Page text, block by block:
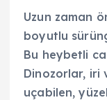
Uzun zaman
boyutlu
Bu heybetli
Dinozorlar, iri
uçabilen,